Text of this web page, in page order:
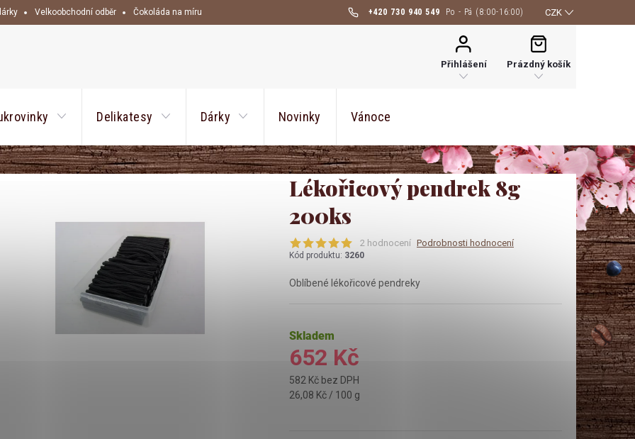
+420 730 940 549
Velkoobchodní odběr Čokoláda na míru CZK
Přihlášení
NÁKUPNÍ
KOŠÍK
Prázdný košík
Delikatesy Dárky Novinky Vánoce
Lékořicový pendrek 8g
200ks
2 hodnocení Podrobnosti hodnocení
Kód produktu: 3260
Oblíbené lékořicové pendreky
Skladem
652 Kč
582 Kč bez DPH
Měrná
26,08 Kč / 100 g